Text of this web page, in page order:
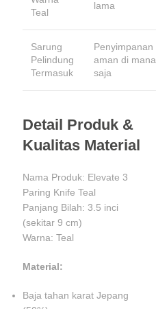
Teal
lama
Sarung
Pelindung
Termasuk
Penyimpanan
aman di mana
saja
Detail Produk &
Kualitas Material
Nama Produk: Elevate 3
Paring Knife Teal
Panjang Bilah: 3.5 inci
(sekitar 9 cm)
Warna: Teal
Material:
Baja tahan karat Jepang